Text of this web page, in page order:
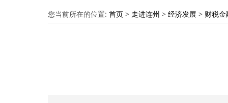
您当前所在的位置: 首页 > 走进连州 > 经济发展 > 财税金